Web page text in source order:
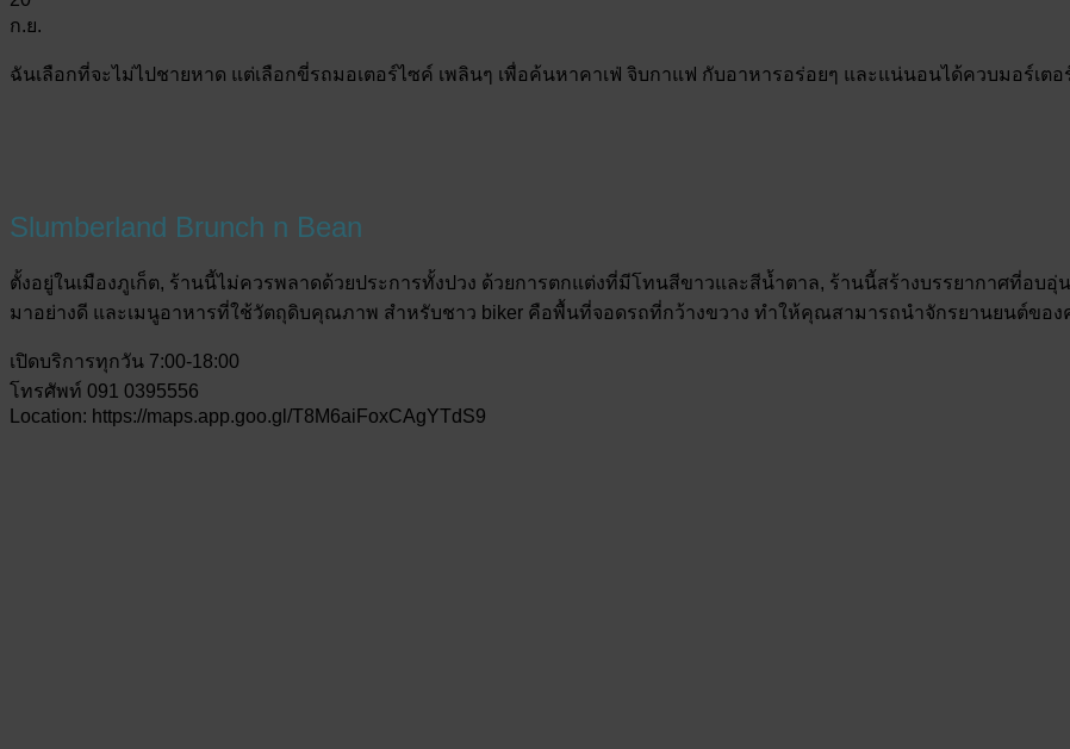
ก.ย.
ฉันเลือกที่จะไม่ไปชายหาด แต่เลือกขี่รถมอเตอร์ไซค์ เพลินๆ เพื่อค้นหาคาเฟ่ จิบกาแฟ กับอาหารอร่อยๆ และแน่นอนได้ควบมอร์เต
Slumberland Brunch n Bean
ตั้งอยู่ในเมืองภูเก็ต, ร้านนี้ไม่ควรพลาดด้วยประการทั้งปวง ด้วยการตกแต่งที่มีโทนสีขาวและสีน้ำตาล, ร้านนี้สร้างบรรยากาศที่อ
มาอย่างดี และเมนูอาหารที่ใช้วัตถุดิบคุณภาพ สำหรับชาว biker คือพื้นที่จอดรถที่กว้างขวาง ทำให้คุณสามารถนำจักรยานยนต์ขอ
เปิดบริการทุกวัน 7:00-18:00
โทรศัพท์ 091 0395556
Location: https://maps.app.goo.gl/T8M6aiFoxCAgYTdS9